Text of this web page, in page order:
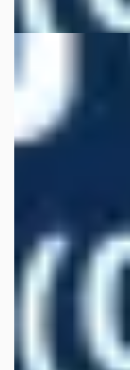
Volvo XC40
1.5 T5 Twin
€ 22.950
2019 · 136.181
Autobedrijf